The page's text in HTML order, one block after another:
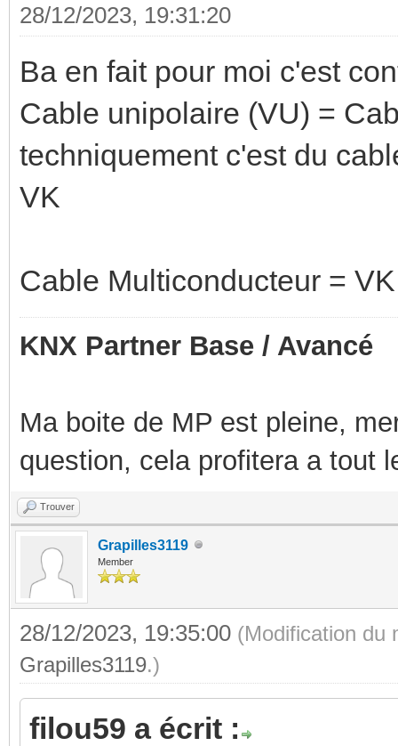
28/12/2023, 19:31:20
Ba en fait pour moi c'est
Cable unipolaire (VU) =
techniquement c'est du
VK
Cable Multiconducteur = VK
KNX Partner Base / Avancé
Ma boite de MP est pleine,
question, cela profitera a tout
Trouver
Grapilles3119
Member
28/12/2023, 19:35:00 (Modification du
Grapilles3119.)
filou59 a écrit :